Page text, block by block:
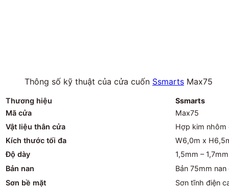
Thông số kỹ thuật của cửa cuốn Ssmarts Max75
Thương hiệu
Ssmarts
Mã cửa
Max75
Vật liệu thân cửa
Hợp kim nhôm
Kích thước tối đa
W6,0m x
Độ dày
1,5mm –
Bản nan
Bản 75mm
Sơn bề mặt
Sơn tĩnh điện